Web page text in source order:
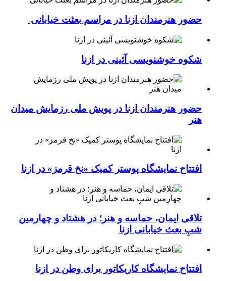
حضور هنرمندان ازنا در مراسم بعثت خیابانی
شکوه خوشنویسی آئینی در ازنا
حضور هنرمندان ازنا در پویش ملی رزمایش میدان
هنر
افتتاح نمایشگاه پوستر کمیک «نخ قرمز» در ازنا
تلاقی ایمان، حماسه و هنر؛ در هشتاد و چهارمین
شبِ بعث خیابانی ازنا
افتتاح نمایشگاه کاریکاتور برای وطن در ازنا